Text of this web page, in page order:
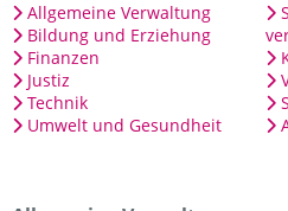
Allgemeine Verwaltung
Bildung und Erziehung
Finanzen
Justiz
Technik
Umwelt und Gesundheit